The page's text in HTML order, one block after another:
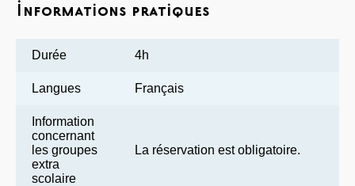
Informations pratiques
Durée 4h
Langues Français
Information
concernant
les groupes
extra
scolaire
La réservation est obligatoire.